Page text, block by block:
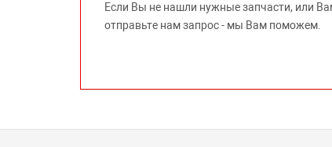
Если Вы не нашли нужные запчасти, или
отправьте нам запрос - мы Вам поможем.